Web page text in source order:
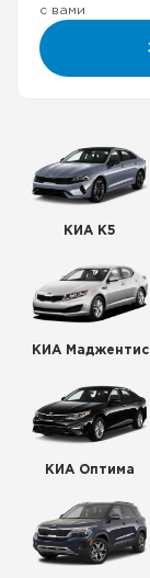
с вами
КИА К5
КИА Маджентис
КИА Оптима